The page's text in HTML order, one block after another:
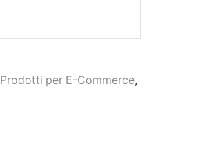
Prodotti per E-Commerce,